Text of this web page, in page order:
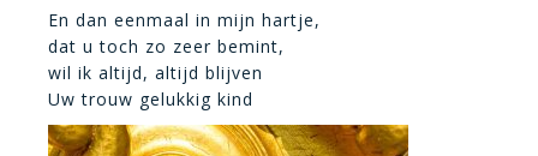
En dan eenmaal in mijn hartje,
dat u toch zo zeer bemint,
wil ik altijd, altijd blijven
Uw trouw gelukkig kind